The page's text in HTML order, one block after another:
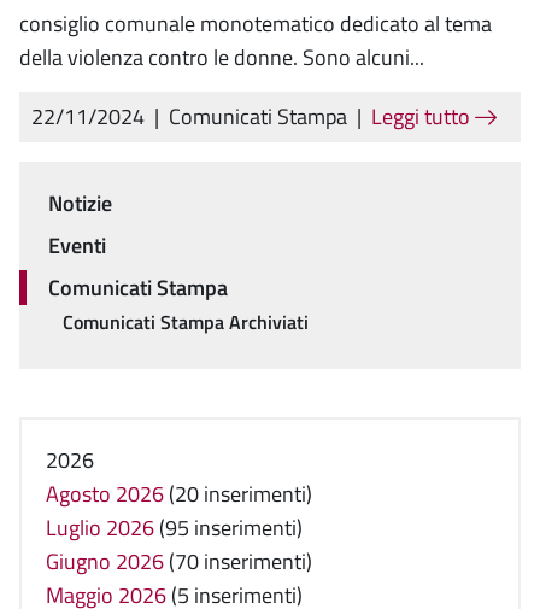
consiglio comunale monotematico dedicato al tema
della violenza contro le donne. Sono alcuni...
22/11/2024 | Comunicati Stampa | Leggi tutto
Menu
Notizie
Eventi
Comunicati Stampa
Comunicati Stampa Archiviati
2026
Agosto 2026(20 inserimenti)
Luglio 2026(95 inserimenti)
Giugno 2026(70 inserimenti)
Maggio 2026(5 inserimenti)